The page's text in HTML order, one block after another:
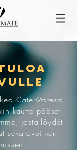
CaterMatesta
kautta pääset
josta löydät
sekä avoimen